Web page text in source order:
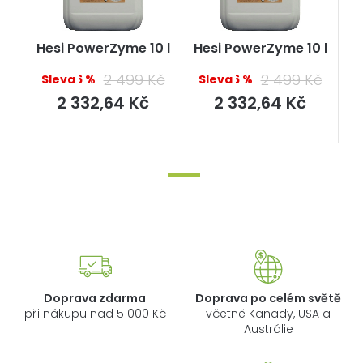
Hesi PowerZyme 10 l
–6 % 2 499 Kč
2 332,64 Kčcena:
Hesi PowerZyme 10 l
–6 % 2 499 Kč
2 332,64 Kčcena:
Doprava zdarma
při nákupu nad 5 000 Kč
Doprava po celém světě
včetně Kanady, USA a
Austrálie